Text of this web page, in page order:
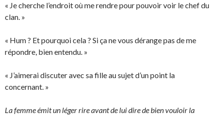
« Je cherche l’endroit où me rendre pour pouvoir voir le chef du
clan. »
« Hum ? Et pourquoi cela ? Si ça ne vous dérange pas de me
répondre, bien entendu. »
« J’aimerai discuter avec sa fille au sujet d’un point la
concernant. »
La femme émit un léger rire avant de lui dire de bien vouloir la